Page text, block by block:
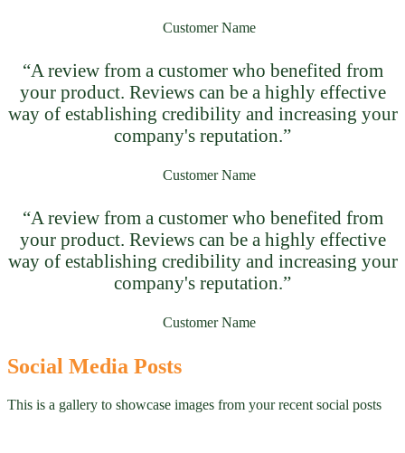
Customer Name
“A review from a customer who benefited from
your product. Reviews can be a highly effective
way of establishing credibility and increasing your
company's reputation.”
Customer Name
“A review from a customer who benefited from
your product. Reviews can be a highly effective
way of establishing credibility and increasing your
company's reputation.”
Customer Name
Social Media Posts
This is a gallery to showcase images from your recent social posts